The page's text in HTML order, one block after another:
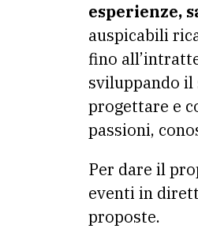
esperienze,
auspicabili
fino
sviluppando il
progettare e
passioni,
Per dare il
eventi in
proposte.